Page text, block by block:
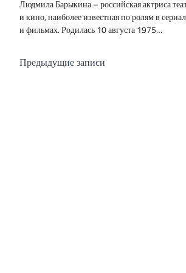
Людмила Барыкина – российская актриса
и кино, наиболее известная по ролям в
и фильмах. Родилась 10 августа 1975…
Навигация
Предыдущие записи